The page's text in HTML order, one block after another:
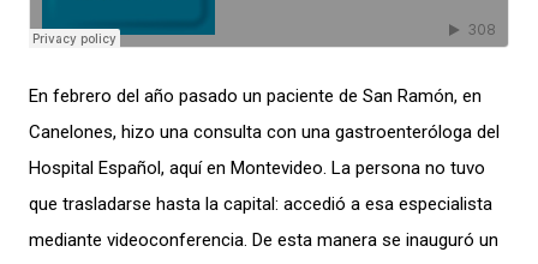
En febrero del año pasado un paciente de San Ramón, en
Canelones, hizo una consulta con una gastroenteróloga del
Hospital Español, aquí en Montevideo. La persona no tuvo
que trasladarse hasta la capital: accedió a esa especialista
mediante videoconferencia. De esta manera se inauguró un